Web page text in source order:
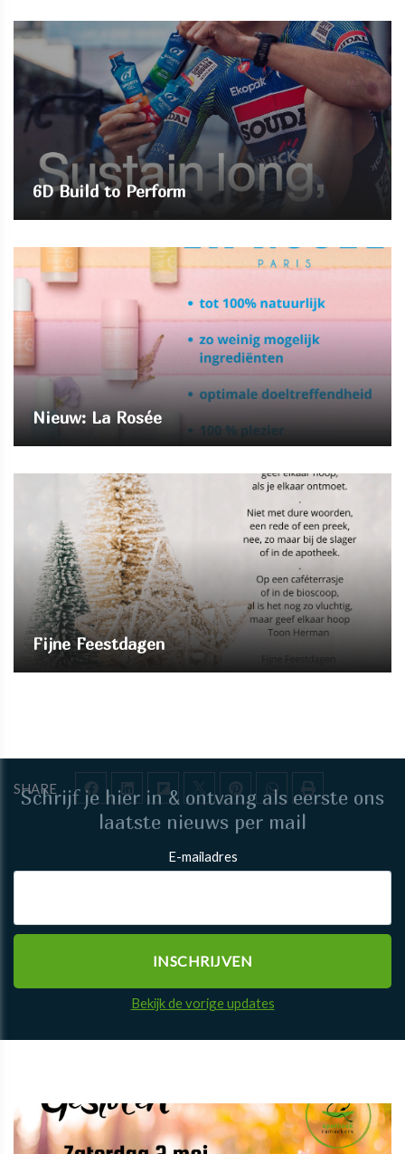
SHARE
6D Build to Perform
Nieuw: La Rosée
Fijne Feestdagen
Schrijf je hier in & ontvang als eerste ons
laatste nieuws per mail
E-mailadres
Bekijk de vorige updates